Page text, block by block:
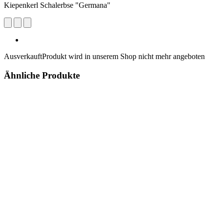
Kiepenkerl Schalerbse "Germana"
AusverkauftProdukt wird in unserem Shop nicht mehr angeboten
Ähnliche Produkte